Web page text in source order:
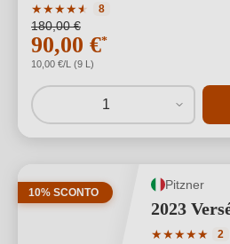
★★★★★
★
Valutazione media di 4.25 su 5
8
180,00 €
90,00 €*
10,00 €/L (9 L)
1
10% SCONTO
Pitzner
2023
★★★★★
Valutazione
2